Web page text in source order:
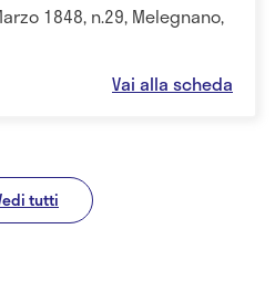
1848, n.29, Melegnano,
Vai alla scheda
tutti